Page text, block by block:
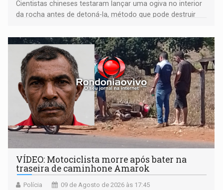
Cientistas chineses testaram lançar uma ogiva no interior
da rocha antes de detoná-la, método que pode destruir
VÍDEO: Motociclista morre após bater na
traseira de caminhone Amarok
Polícia 09 de Agosto de 2026 às 17:45